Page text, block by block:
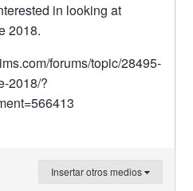
in looking at
2018.
forums/topic/28495-
2018/?
Insertar otros medios